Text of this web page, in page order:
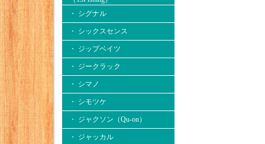
・ シグナル
・ シックスセンス
・ ジップベイツ
・ ジークラック
・ シマノ
・ シモツケ
・ ジャクソン（Qu-on）
・ ジャッカル